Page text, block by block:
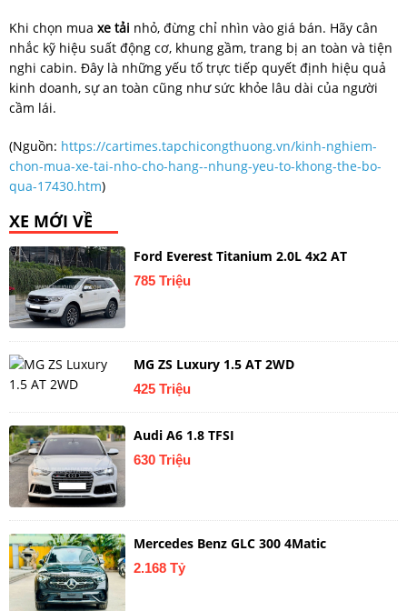
Khi chọn mua xe tải nhỏ, đừng chỉ nhìn vào giá bán. Hãy cân
nhắc kỹ hiệu suất động cơ, khung gầm, trang bị an toàn và tiện
nghi cabin. Đây là những yếu tố trực tiếp quyết định hiệu quả
kinh doanh, sự an toàn cũng như sức khỏe lâu dài của người
cầm lái.
(Nguồn: https://cartimes.tapchicongthuong.vn/kinh-nghiem-
chon-mua-xe-tai-nho-cho-hang--nhung-yeu-to-khong-the-bo-
qua-17430.htm)
XE MỚI VỀ
Ford Everest Titanium 2.0L 4x2 AT
785 Triệu
MG ZS Luxury 1.5 AT 2WD
425 Triệu
Audi A6 1.8 TFSI
630 Triệu
Mercedes Benz GLC 300 4Matic
2.168 Tỷ